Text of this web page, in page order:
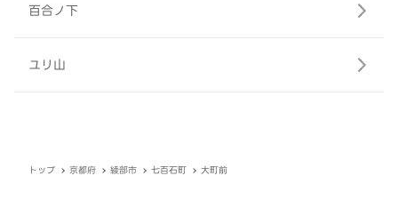
百合ノ下
ユリ山
トップ 京都府 綾部市 七百石町 大町前